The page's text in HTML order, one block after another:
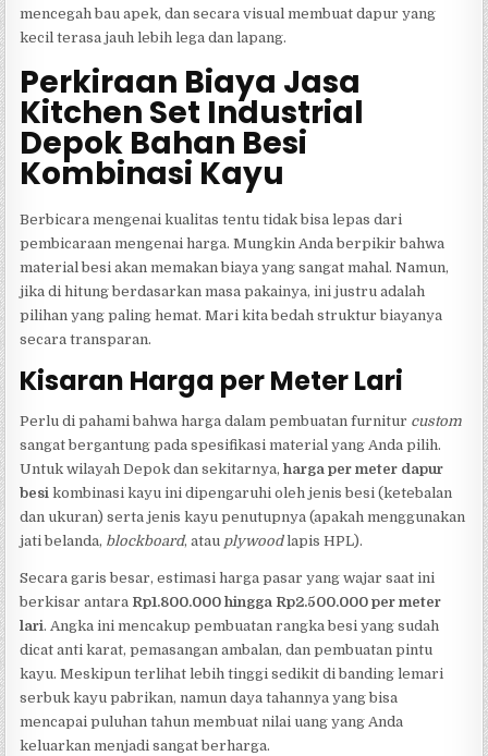
mencegah bau apek, dan secara visual membuat dapur yang
kecil terasa jauh lebih lega dan lapang.
Perkiraan Biaya Jasa
Kitchen Set Industrial
Depok Bahan Besi
Kombinasi Kayu
Berbicara mengenai kualitas tentu tidak bisa lepas dari
pembicaraan mengenai harga. Mungkin Anda berpikir bahwa
material besi akan memakan biaya yang sangat mahal. Namun,
jika di hitung berdasarkan masa pakainya, ini justru adalah
pilihan yang paling hemat. Mari kita bedah struktur biayanya
secara transparan.
Kisaran Harga per Meter Lari
Perlu di pahami bahwa harga dalam pembuatan furnitur custom
sangat bergantung pada spesifikasi material yang Anda pilih.
Untuk wilayah Depok dan sekitarnya,harga per meter dapur
besi kombinasi kayu ini dipengaruhi oleh jenis besi (ketebalan
dan ukuran) serta jenis kayu penutupnya (apakah menggunakan
jati belanda, blockboard, atau plywoodlapis HPL).
Secara garis besar, estimasi harga pasar yang wajar saat ini
berkisar antara Rp1.800.000 hingga Rp2.500.000 per meter
lari. Angka ini mencakup pembuatan rangka besi yang sudah
dicat anti karat, pemasangan ambalan, dan pembuatan pintu
kayu. Meskipun terlihat lebih tinggi sedikit di banding lemari
serbuk kayu pabrikan, namun daya tahannya yang bisa
mencapai puluhan tahun membuat nilai uang yang Anda
keluarkan menjadi sangat berharga.